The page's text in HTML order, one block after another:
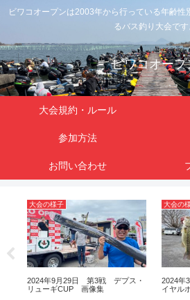
ビワコオープンは2003年から行っている年齢性
るバス釣り大会です
ビワコオープ
大会規約・ルール
参加方法
お問い合わせ
大会の様子
2024年9月29日 第3戦 デプス・
リューギCUP 画像集
大会の
2024年
イヤル